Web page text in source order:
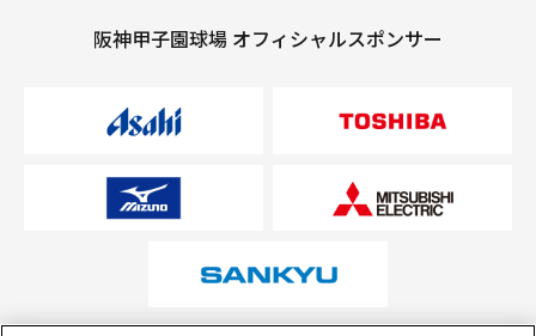
阪神甲子園球場 オフィシャルスポンサー